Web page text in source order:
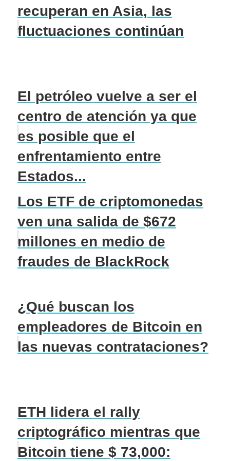
recuperan en Asia, las
fluctuaciones continúan
El petróleo vuelve a ser el
centro de atención ya que
es posible que el
enfrentamiento entre
Estados...
Los ETF de criptomonedas
ven una salida de $672
millones en medio de
fraudes de BlackRock
¿Qué buscan los
empleadores de Bitcoin en
las nuevas contrataciones?
ETH lidera el rally
criptográfico mientras que
Bitcoin tiene $ 73,000: